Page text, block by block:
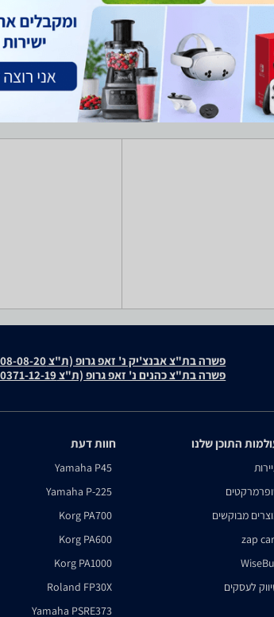
פשרה בת"צ אבנצ'יק נ' זאפ גרופ (ת"צ 23008-08-20)
פשרה בת"צ כהנים נ' זאפ גרופ (ת"צ 60371-12-19)
התוכן שלנו
מבוקשים
zap
לעסקים
חוות דעת
Yamaha P45
Yamaha P-225
Korg PA700
Korg PA600
Korg PA1000
Roland FP30X
Yamaha PSRE373